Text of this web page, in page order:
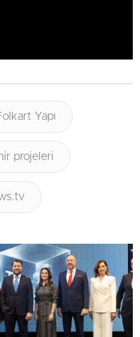
Yapı
projeleri